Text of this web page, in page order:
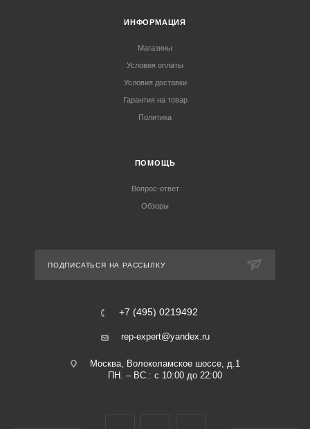
ИНФОРМАЦИЯ
Магазины
Условия оплаты
Условия доставки
Гарантия на товар
Политика
ПОМОЩЬ
Вопрос-ответ
Обзоры
ПОДПИСАТЬСЯ НА РАССЫЛКУ
+7 (495) 0219492
rep-expert@yandex.ru
Москва, Волоколамское шоссе, д.1
ПН. – ВС.: с 10:00 до 22:00